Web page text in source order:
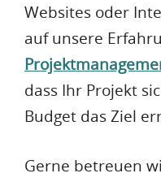
Websites oder
auf unsere
dass Ihr Projekt
Budget das Ziel
Gerne betreuen